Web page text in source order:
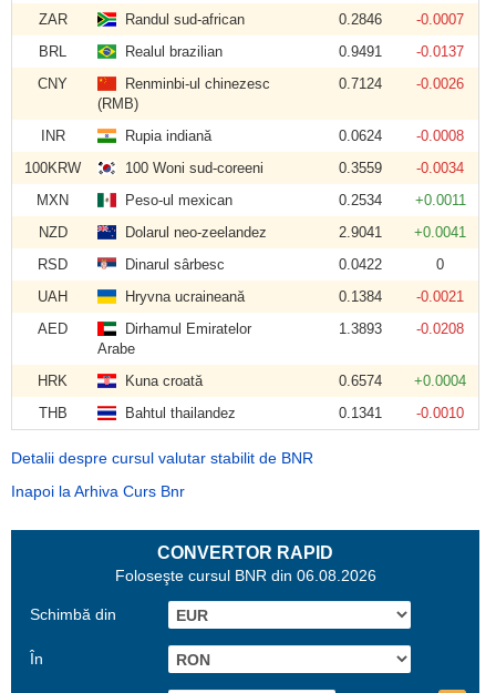
ZAR
Randul sud-african 0.2846
-0.0007
BRL
Realul brazilian 0.9491
-0.0137
CNY
Renminbi-ul chinezesc
(RMB)
0.7124 -0.0026
INR Rupia indiană 0.0624
-0.0008
100KRW
100 Woni sud-coreeni 0.3559
-0.0034
MXN
Peso-ul mexican 0.2534
+0.0011
NZD
Dolarul neo-zeelandez 2.9041
+0.0041
RSD
Dinarul sârbesc 0.0422
0
UAH
Hryvna ucraineană 0.1384
-0.0021
AED
Dirhamul Emiratelor
Arabe
1.3893 -0.0208
HRK Kuna croată 0.6574
+0.0004
THB
Bahtul thailandez 0.1341 -0.0010
Detalii despre cursul valutar stabilit de BNR
Inapoi la Arhiva Curs Bnr
CONVERTOR RAPID
Foloseşte cursul BNR din 06.08.2026
Schimbă din
În